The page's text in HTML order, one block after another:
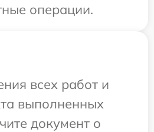
операции.
всех работ и
выполненных
документ о